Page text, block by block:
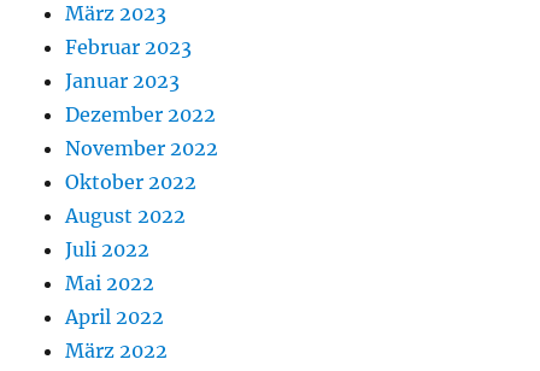
März 2023
Februar 2023
Januar 2023
Dezember 2022
November 2022
Oktober 2022
August 2022
Juli 2022
Mai 2022
April 2022
März 2022